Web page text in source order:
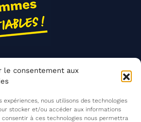
le consentement aux
expériences, nous utilisons des technologies
stocker et/ou accéder aux informations
consentir à ces technologies nous permettra